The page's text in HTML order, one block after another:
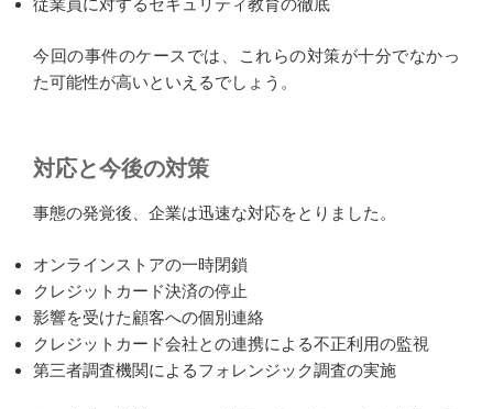
従業員に対するセキュリティ教育の徹底
今回の事件のケースでは、これらの対策が十分でなかっ
た可能性が高いといえるでしょう。
対応と今後の対策
事態の発覚後、企業は迅速な対応をとりました。
オンラインストアの一時閉鎖
クレジットカード決済の停止
影響を受けた顧客への個別連絡
クレジットカード会社との連携による不正利用の監視
第三者調査機関によるフォレンジック調査の実施